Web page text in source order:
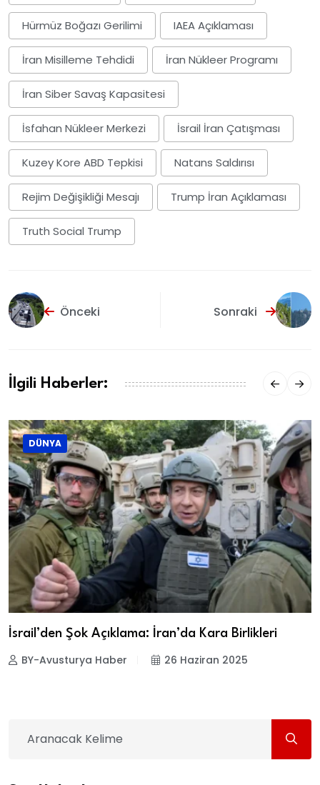
Hürmüz Boğazı Gerilimi IAEA Açıklaması
İran Misilleme Tehdidi İran Nükleer Programı
İran Siber Savaş Kapasitesi
İsfahan Nükleer Merkezi İsrail İran Çatışması
Kuzey Kore ABD Tepkisi Natans Saldırısı
Rejim Değişikliği Mesajı Trump İran Açıklaması
Truth Social Trump
Önceki Sonraki
İlgili Haberler:
DÜNYA
İsrail’den Şok Açıklama: İran’da Kara Birlikleri
BY-Avusturya Haber 26 Haziran 2025